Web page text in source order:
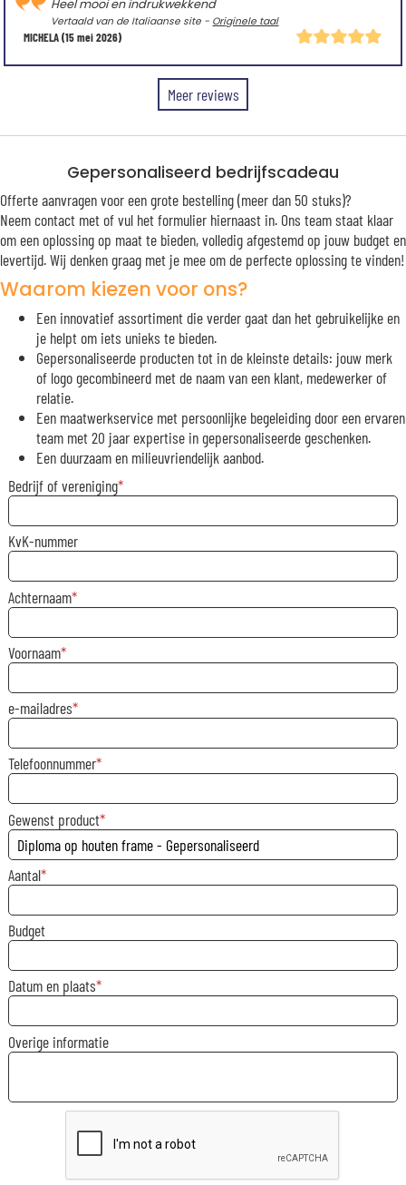
MICHELA(15 mei 2026)
Heel mooi en indrukwekkend
Vertaald van de Italiaanse site - Originele taal
Meer reviews
Gepersonaliseerd bedrijfscadeau
Offerte aanvragen voor een grote bestelling (meer dan 50 stuks)?
Neem contact met of vul het formulier hiernaast in. Ons team staat klaar
om een oplossing op maat te bieden, volledig afgestemd op jouw budget en
levertijd. Wij denken graag met je mee om de perfecte oplossing te vinden!
Waarom kiezen voor ons?
Een innovatief assortiment die verder gaat dan het gebruikelijke en
je helpt om iets unieks te bieden.
Gepersonaliseerde producten tot in de kleinste details: jouw merk
of logo gecombineerd met de naam van een klant, medewerker of
relatie.
Een maatwerkservice met persoonlijke begeleiding door een ervaren
team met 20 jaar expertise in gepersonaliseerde geschenken.
Een duurzaam en milieuvriendelijk aanbod.
Bedrijf of vereniging
KvK-nummer
Achternaam
Voornaam
e-mailadres
Telefoonnummer
Gewenst product
Aantal
Budget
Datum en plaats
Overige informatie